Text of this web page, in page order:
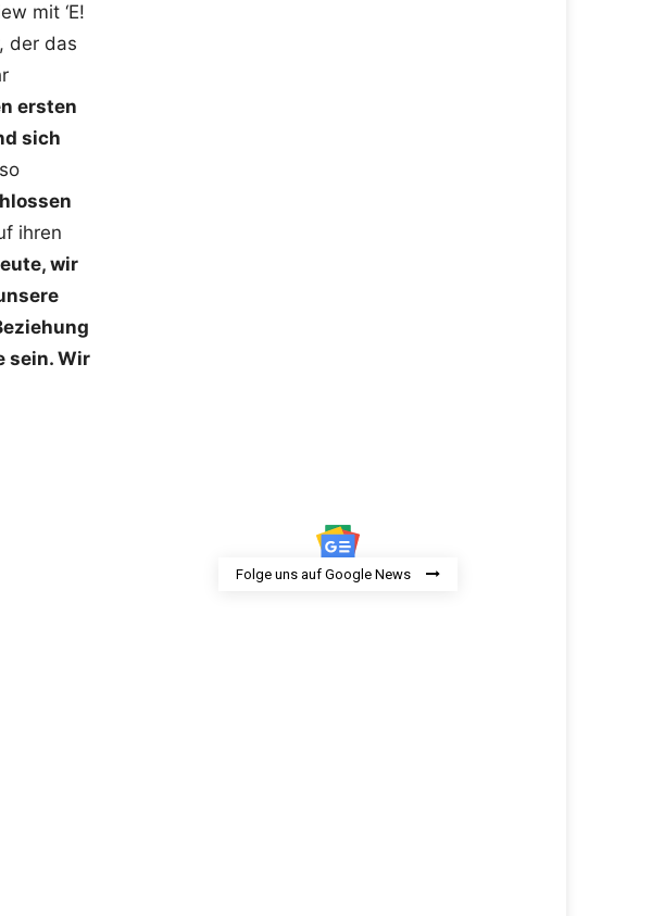
mit ‘E!
der das
ersten
sich
ihren
wir
sein. Wir
Folge uns auf Google News